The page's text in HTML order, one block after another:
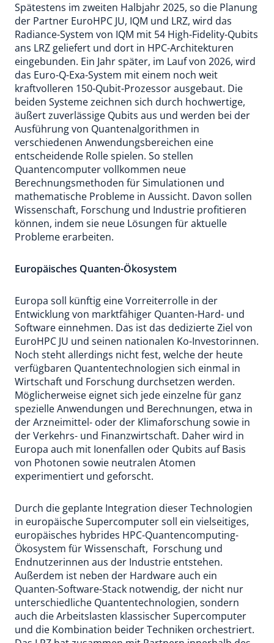
Spätestens im zweiten Halbjahr 2025, so die Planung
der Partner EuroHPC JU, IQM und LRZ, wird das
Radiance-System von IQM mit 54 High-Fidelity-Qubits
ans LRZ geliefert und dort in HPC-Architekturen
eingebunden. Ein Jahr später, im Lauf von 2026, wird
das Euro-Q-Exa-System mit einem noch weit
kraftvolleren 150-Qubit-Prozessor ausgebaut. Die
beiden Systeme zeichnen sich durch hochwertige,
äußert zuverlässige Qubits aus und werden bei der
Ausführung von Quantenalgorithmen in
verschiedenen Anwendungsbereichen eine
entscheidende Rolle spielen. So stellen
Quantencomputer vollkommen neue
Berechnungsmethoden für Simulationen und
mathematische Probleme in Aussicht. Davon sollen
Wissenschaft, Forschung und Industrie profitieren
können, indem sie neue Lösungen für aktuelle
Probleme erarbeiten.
Europäisches Quanten-Ökosystem
Europa soll künftig eine Vorreiterrolle in der
Entwicklung von marktfähiger Quanten-Hard- und
Software einnehmen. Das ist das dedizierte Ziel von
EuroHPC JU und seinen nationalen Ko-Investorinnen.
Noch steht allerdings nicht fest, welche der heute
verfügbaren Quantentechnologien sich einmal in
Wirtschaft und Forschung durchsetzen werden.
Möglicherweise eignet sich jede einzelne für ganz
spezielle Anwendungen und Berechnungen, etwa in
der Arzneimittel- oder der Klimaforschung sowie in
der Verkehrs- und Finanzwirtschaft. Daher wird in
Europa auch mit Ionenfallen oder Qubits auf Basis
von Photonen sowie neutralen Atomen
experimentiert und geforscht.
Durch die geplante Integration dieser Technologien
in europäische Supercomputer soll ein vielseitiges,
europäisches hybrides HPC-Quantencomputing-
Ökosystem für Wissenschaft, Forschung und
Endnutzerinnen aus der Industrie entstehen.
Außerdem ist neben der Hardware auch ein
Quanten-Software-Stack notwendig, der nicht nur
unterschiedliche Quantentechnologien, sondern
auch die Arbeitslasten klassischer Supercomputer
und die Kombination beider Techniken orchestriert.